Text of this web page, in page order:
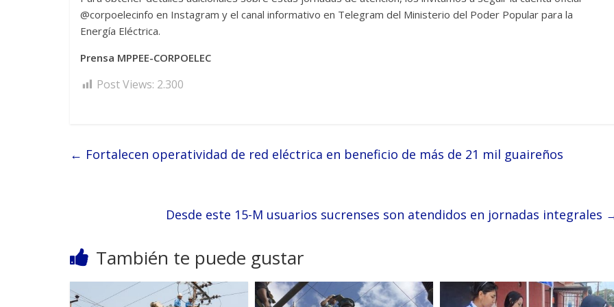
@corpoelecinfo en Instagram y el canal informativo en Telegram del Ministerio del Poder Popular para la
Energía Eléctrica.
Prensa MPPEE-CORPOELEC
Post Views: 2.300
← Fortalecen operatividad de red eléctrica en beneficio de más de 21 mil guaireños
Desde este 15-M usuarios sucrenses son atendidos en jornadas integrales
También te puede gustar